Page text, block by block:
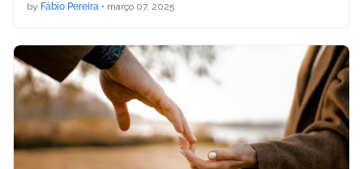
by Fábio Pereira • março 07, 2025